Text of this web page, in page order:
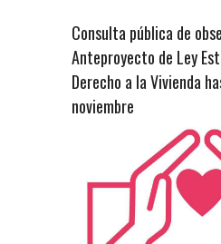
Consulta pública de
Anteproyecto de Ley
Derecho a la Vivienda
noviembre